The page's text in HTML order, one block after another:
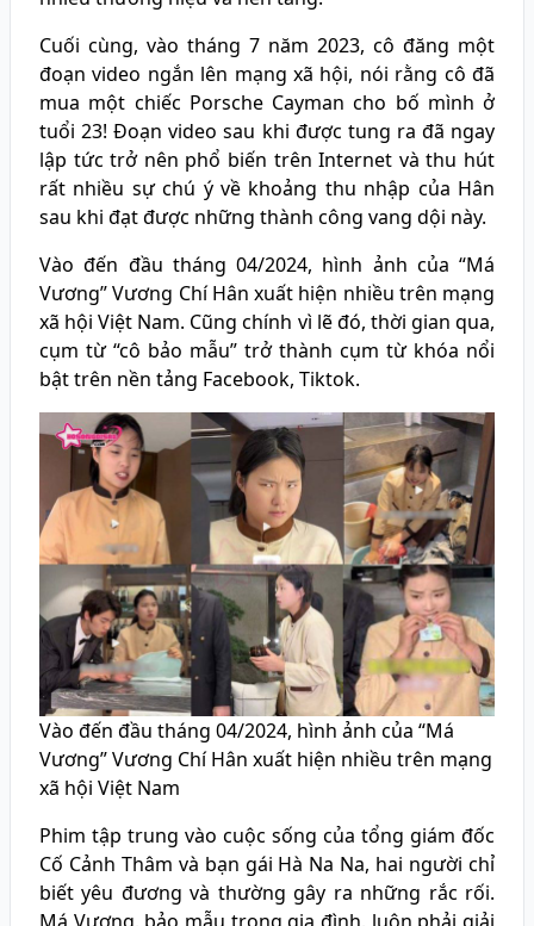
Cuối cùng, vào tháng 7 năm 2023, cô đăng một
đoạn video ngắn lên mạng xã hội, nói rằng cô đã
mua một chiếc Porsche Cayman cho bố mình ở
tuổi 23! Đoạn video sau khi được tung ra đã ngay
lập tức trở nên phổ biến trên Internet và thu hút
rất nhiều sự chú ý về khoảng thu nhập của Hân
sau khi đạt được những thành công vang dội này.
Vào đến đầu tháng 04/2024, hình ảnh của “Má
Vương” Vương Chí Hân xuất hiện nhiều trên mạng
xã hội Việt Nam. Cũng chính vì lẽ đó, thời gian qua,
cụm từ “cô bảo mẫu” trở thành cụm từ khóa nổi
bật trên nền tảng Facebook, Tiktok.
Vào đến đầu tháng 04/2024, hình ảnh của “Má
Vương” Vương Chí Hân xuất hiện nhiều trên mạng
xã hội Việt Nam
Phim tập trung vào cuộc sống của tổng giám đốc
Cố Cảnh Thâm và bạn gái Hà Na Na, hai người chỉ
biết yêu đương và thường gây ra những rắc rối.